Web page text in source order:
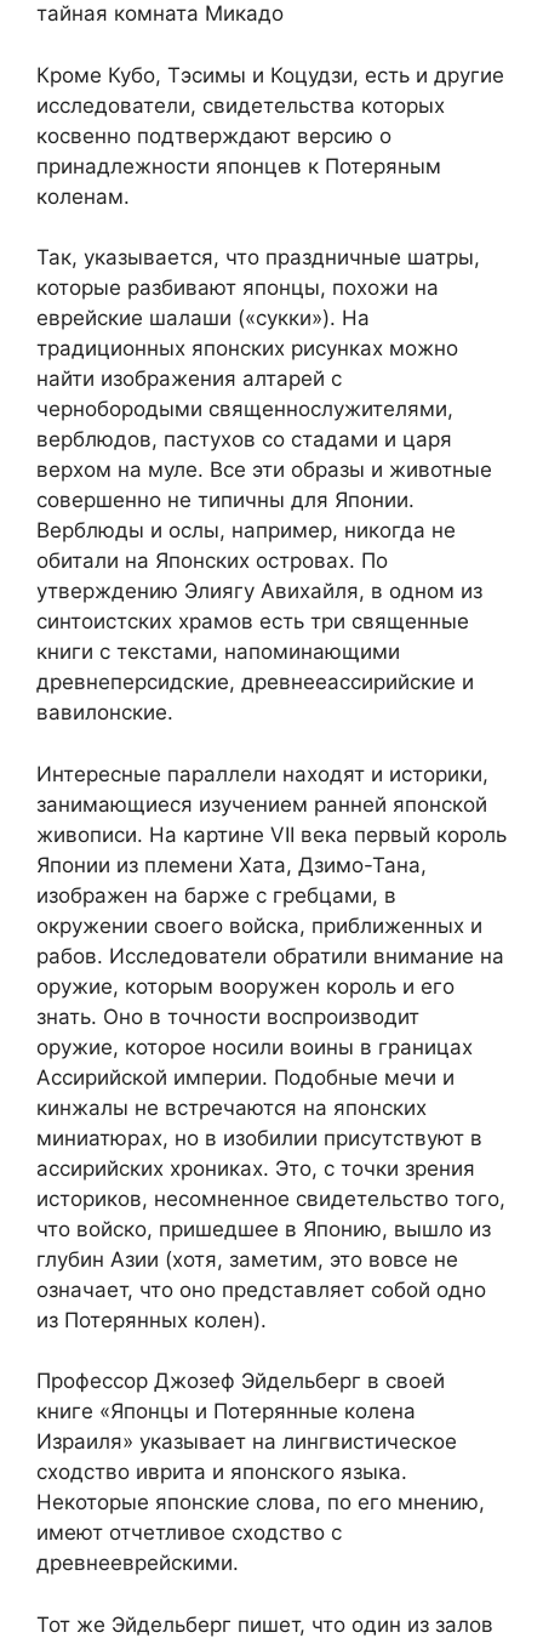
тайная комната Микадо
Кроме Кубо, Тэсимы и Коцудзи, есть и другие
исследователи, свидетельства которых
косвенно подтверждают версию о
принадлежности японцев к Потеряным
коленам.
Так, указывается, что праздничные шатры,
которые разбивают японцы, похожи на
еврейские шалаши («сукки»). На
традиционных японских рисунках можно
найти изображения алтарей с
чернобородыми священнослужителями,
верблюдов, пастухов со стадами и царя
верхом на муле. Все эти образы и животные
совершенно не типичны для Японии.
Верблюды и ослы, например, никогда не
обитали на Японских островах. По
утверждению Элиягу Авихайля, в одном из
синтоистских храмов есть три священные
книги с текстами, напоминающими
древнеперсидские, древнееассирийские и
вавилонские.
Интересные параллели находят и историки,
занимающиеся изучением ранней японской
живописи. На картине VII века первый король
Японии из племени Хата, Дзимо-Тана,
изображен на барже с гребцами, в
окружении своего войска, приближенных и
рабов. Исследователи обратили внимание на
оружие, которым вооружен король и его
знать. Оно в точности воспроизводит
оружие, которое носили воины в границах
Ассирийской империи. Подобные мечи и
кинжалы не встречаются на японских
миниатюрах, но в изобилии присутствуют в
ассирийских хрониках. Это, с точки зрения
историков, несомненное свидетельство того,
что войско, пришедшее в Японию, вышло из
глубин Азии (хотя, заметим, это вовсе не
означает, что оно представляет собой одно
из Потерянных колен).
Профессор Джозеф Эйдельберг в своей
книге «Японцы и Потерянные колена
Израиля» указывает на лингвистическое
сходство иврита и японского языка.
Некоторые японские слова, по его мнению,
имеют отчетливое сходство с
древнееврейскими.
Тот же Эйдельберг пишет, что один из залов